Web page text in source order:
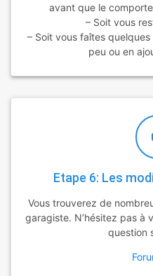
avant que le
– Soit vous
– Soit vous faîtes
peu ou en
Etape 6: Les
Vous trouverez de
garagiste. N’hésitez pas à
question